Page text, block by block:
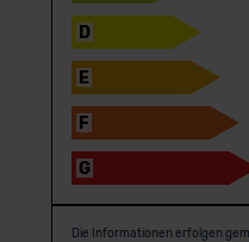
D
E
F
G
Die Informationen erfolgen